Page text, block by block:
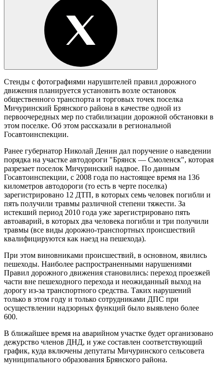
Стенды с фотографиями нарушителей правил дорожного
движения планируется установить возле остановок
общественного транспорта и торговых точек поселка
Мичуринский Брянского района в качестве одной из
первоочередных мер по стабилизации дорожной обстановки в
этом поселке. Об этом рассказали в региональной
Госавтоинспекции.
Ранее губернатор Николай Денин дал поручение о наведении
порядка на участке автодороги "Брянск — Смоленск", которая
разрезает поселок Мичуринский надвое. По данным
Госавтоинспекции, с 2008 года по настоящее время на 136
километров автодороги (то есть в черте поселка)
зарегистрировано 12 ДТП, в которых семь человек погибли и
пять получили травмы различной степени тяжести. За
истекший период 2010 года уже зарегистрировано пять
автоаварий, в которых два человека погибли и три получили
травмы (все виды дорожно-транспортных происшествий
квалифицируются как наезд на пешехода).
При этом виновниками происшествий, в основном, явились
пешеходы. Наиболее распространенными нарушениями
Правил дорожного движения становились: переход проезжей
части вне пешеходного перехода и неожиданный выход на
дорогу из-за транспортного средства. Таких нарушений
только в этом году и только сотрудниками ДПС при
осуществлении надзорных функций было выявлено более
600.
В ближайшее время на аварийном участке будет организовано
дежурство членов ДНД, и уже составлен соответствующий
график, куда включены депутаты Мичуринского сельсовета
муниципального образования Брянского района.